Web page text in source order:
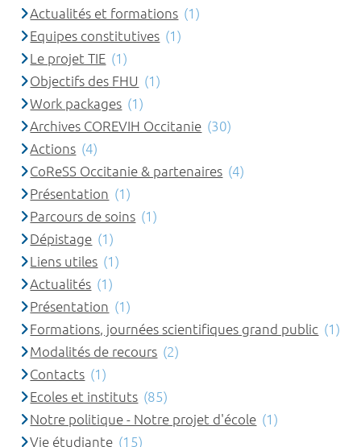
Actualités et formations (1)
Equipes constitutives (1)
Le projet TIE (1)
Objectifs des FHU (1)
Work packages (1)
Archives COREVIH Occitanie (30)
Actions (4)
CoReSS Occitanie & partenaires (4)
Présentation (1)
Parcours de soins (1)
Dépistage (1)
Liens utiles (1)
Actualités (1)
Présentation (1)
Formations, journées scientifiques grand public (1)
Modalités de recours (2)
Contacts (1)
Ecoles et instituts (85)
Notre politique - Notre projet d'école (1)
Vie étudiante (15)